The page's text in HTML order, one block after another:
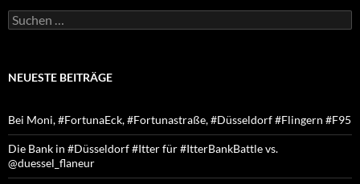
Suchen
nach:
NEUESTE BEITRÄGE
Bei Moni, #FortunaEck, #Fortunastraße, #Düsseldorf #Flingern #F95
Die Bank in #Düsseldorf #Itter für #ItterBankBattle vs.
@duessel_flaneur